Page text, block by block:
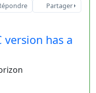
Partager
has a